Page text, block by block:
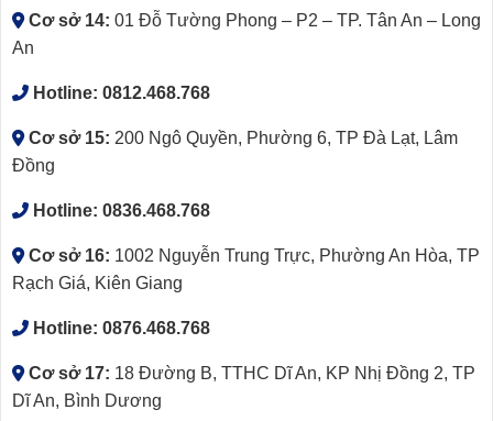
Cơ sở 14: 01 Đỗ Tường Phong – P2 – TP. Tân An – Long
An
Hotline: 0812.468.768
Cơ sở 15: 200 Ngô Quyền, Phường 6, TP Đà Lạt, Lâm
Đồng
Hotline: 0836.468.768
Cơ sở 16: 1002 Nguyễn Trung Trực, Phường An Hòa, TP
Rạch Giá, Kiên Giang
Hotline: 0876.468.768
Cơ sở 17: 18 Đường B, TTHC Dĩ An, KP Nhị Đồng 2, TP
Dĩ An, Bình Dương